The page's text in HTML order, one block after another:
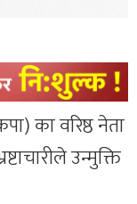
का वरिष्ठ नेता
उन्मुक्ति